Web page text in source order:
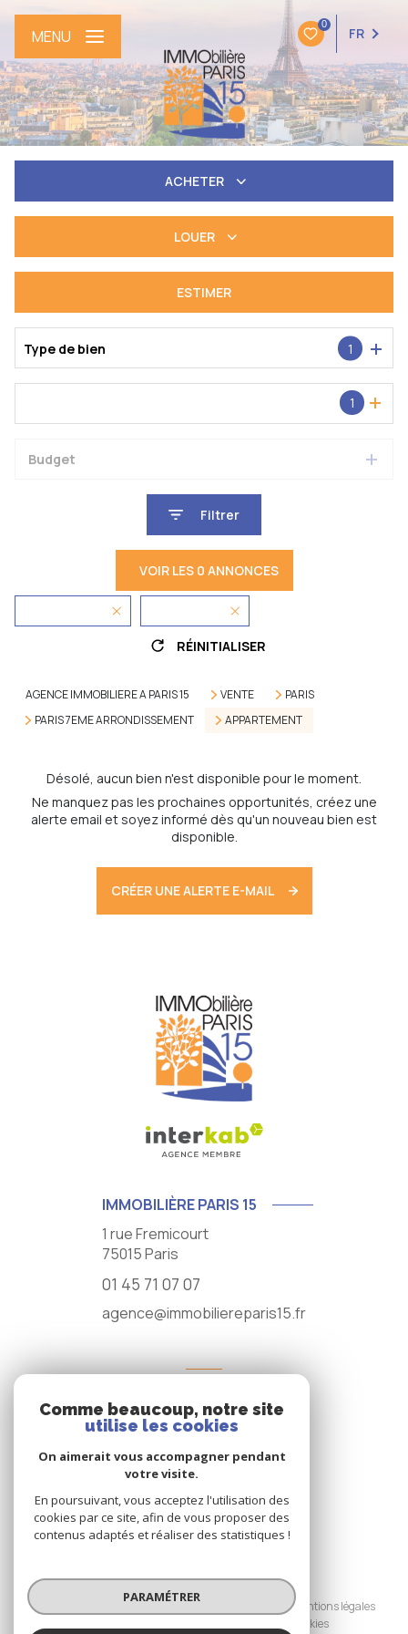
0
FR
MENU
ACHETER
LOUER
ESTIMER
Type de bien 1
1
Budget
Filtrer
VOIR LES 0 ANNONCES
RÉINITIALISER
AGENCE IMMOBILIERE A PARIS 15 VENTE
PARIS
PARIS 7EME ARRONDISSEMENT
APPARTEMENT
Désolé, aucun bien n'est disponible pour le moment.
Ne manquez pas les prochaines opportunités, créez une
alerte email et soyez informé dès qu'un nouveau bien est
disponible.
CRÉER UNE ALERTE E-MAIL
IMMOBILIÈRE PARIS 15
1 rue Fremicourt
75015Paris
01 45 71 07 07
agence@immobiliereparis15.fr
NOUS SUIVRE
© 2026 | Tous droits réservés
Nos honoraires
Nos partenaires
Mentions légales
Cookies
Comme beaucoup, notre site
utilise les cookies
On aimerait vous accompagner pendant
votre visite.
En poursuivant, vous acceptez l'utilisation des
cookies par ce site, afin de vous proposer des
contenus adaptés et réaliser des statistiques !
PARAMÉTRER